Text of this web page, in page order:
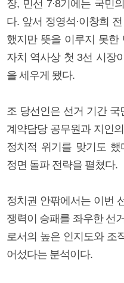
장, 민선 7·8기에는 국민
다. 앞서 정영석·이창희
했지만 뜻을 이루지 못한
자치 역사상 첫 3선 시장
을 세우게 됐다.
조 당선인은 선거 기간
계약담당 공무원과 지인
정치적 위기를 맞기도
정면 돌파 전략을 펼쳤다.
정치권 안팎에서는 이번
쟁력이 승패를 좌우한 선
로서의 높은 인지도와 조
어섰다는 분석이다.